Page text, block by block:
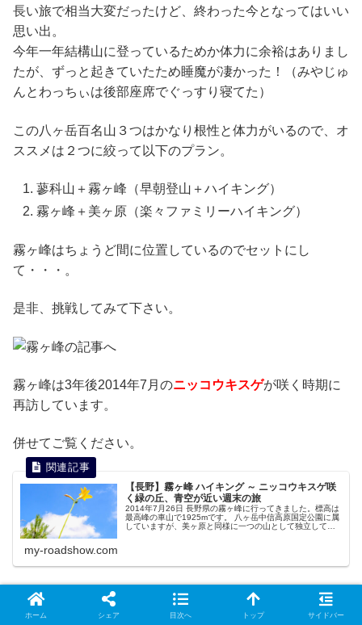
長い旅で相当大変だったけど、終わった今となってはいい
思い出。
今年一年結構山に登っているためか体力に余裕はありまし
たが、ずっと起きていたため睡魔が凄かった！（みやじゅ
んとわっちぃは後部座席でぐっすり寝てた）
この八ヶ岳百名山３つはかなり根性と体力がいるので、オ
ススメは２つに絞って以下のプラン。
蓼科山＋霧ヶ峰（早朝登山＋ハイキング）
霧ヶ峰＋美ヶ原（楽々ファミリーハイキング）
霧ヶ峰はちょうど間に位置しているのでセットにし
て・・・。
是非、挑戦してみて下さい。
霧ヶ峰は3年後2014年7月のニッコウキスゲが咲く時期に
再訪しています。
併せてご覧ください。
【長野】霧ヶ峰 ハイキング ～ ニッコウキスゲ咲
く緑の丘、青空が近い週末の旅
2014年7月26日 長野県の霧ヶ峰に行ってきました。標高は
最高峰の車山で1925mです。 八ヶ岳中信高原国定公園に属
していますが、美ヶ原と同様に一つの山として独立してい
my-roadshow.com
地図はこちら
ホーム シェア 目次へ トップ サイドバー